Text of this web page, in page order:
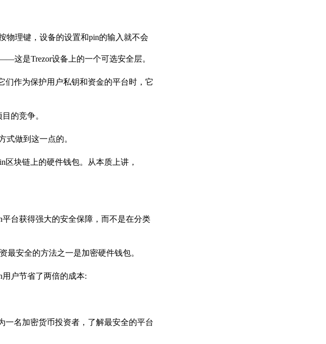
物理键，设备的设置和pin的输入就不会
这是Trezor设备上的一个可选安全层。
作为保护用户私钥和资金的平台时，它
的竞争。
式做到这一点的。
区块链上的硬件钱包。从本质上讲，
台获得强大的安全保障，而不是在分类
最安全的方法之一是加密硬件钱包。
户节省了两倍的成本:
一名加密货币投资者，了解最安全的平台